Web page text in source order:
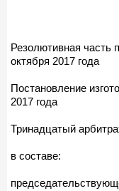
Резолютивная часть
октября 2017 года
Постановление
2017 года
Тринадцатый
в составе: